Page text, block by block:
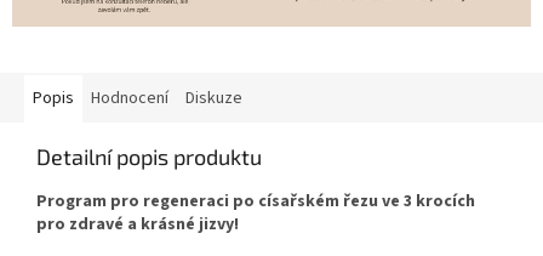
Popis Hodnocení Diskuze
Detailní popis produktu
Program pro regeneraci po císařském řezu ve 3 krocích
pro zdravé a krásné jizvy!